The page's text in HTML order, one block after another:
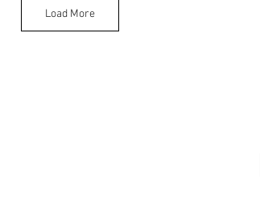
Load More